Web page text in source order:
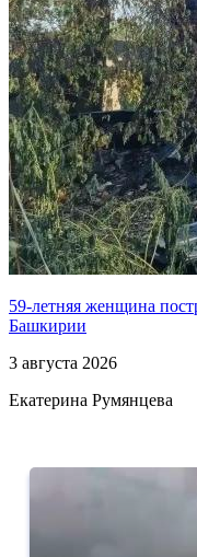
59-летняя женщина
Башкирии
3 августа 2026
Екатерина Румянцева